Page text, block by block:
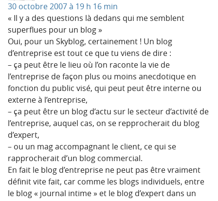
30 octobre 2007 à 19 h 16 min
« Il y a des questions là dedans qui me semblent
superflues pour un blog »
Oui, pour un Skyblog, certainement ! Un blog
d’entreprise est tout ce que tu viens de dire :
– ça peut être le lieu où l’on raconte la vie de
l’entreprise de façon plus ou moins anecdotique en
fonction du public visé, qui peut peut être interne ou
externe à l’entreprise,
– ça peut être un blog d’actu sur le secteur d’activité de
l’entreprise, auquel cas, on se repprocherait du blog
d’expert,
– ou un mag accompagnant le client, ce qui se
rapprocherait d’un blog commercial.
En fait le blog d’entreprise ne peut pas être vraiment
définit vite fait, car comme les blogs individuels, entre
le blog « journal intime » et le blog d’expert dans un